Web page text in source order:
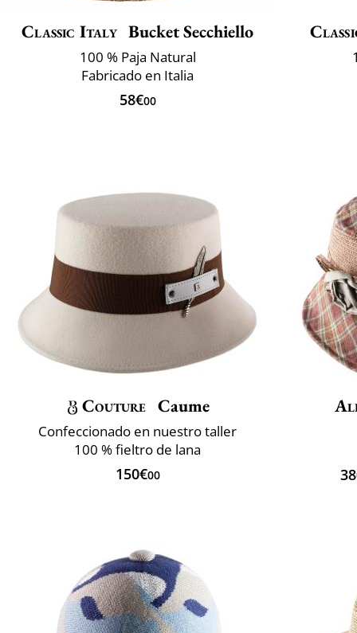
Classic Italy Bucket Secchiello
100 % Paja Natural
Fabricado en Italia
58€00
Couture Caume
Confeccionado en nuestro taller
100 % fieltro de lana
150€00